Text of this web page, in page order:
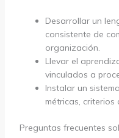
Desarrollar un
consistente de
organización.
Llevar el
vinculados a
Instalar un
métricas, criterios
Preguntas frecuentes